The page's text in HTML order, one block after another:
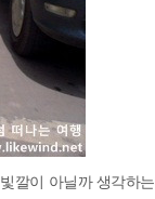
깔이 아닐까 생각하